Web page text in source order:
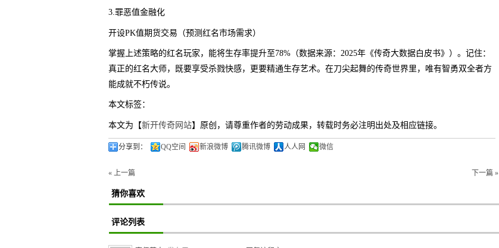
3.罪恶值金融化
开设PK值期货交易（预测红名市场需求）
掌握上述策略的红名玩家，能将生存率提升至78%（数据来源：2025年《传奇大数据白皮书》）。记住：
真正的红名大师，既要享受杀戮快感，更要精通生存艺术。在刀尖起舞的传奇世界里，唯有智勇双全者方
能成就不朽传说。
本文标签：
本文为【新开传奇网站】原创，请尊重作者的劳动成果，转载时务必注明出处及相应链接。
分享到： QQ空间 新浪微博 腾讯微博 人人网 微信
« 上一篇 下一篇 »
猜你喜欢
评论列表